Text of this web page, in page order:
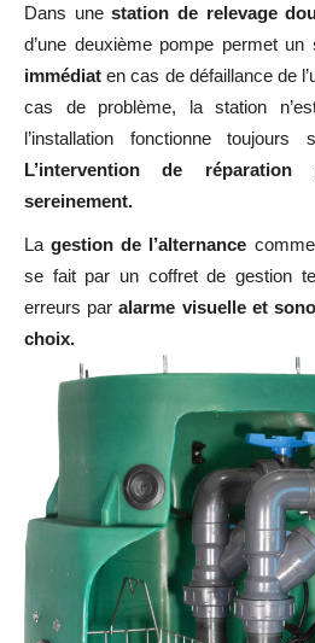
Dans unestation de relevage
d’une deuxième pompe permet un
immédiat en cas de défaillance de
cas de problème, la station
l’installation fonctionne
L’intervention de
sereinement.
Lagestion de l’alternance
se fait par un coffret de gestion
erreurs paralarme visuelle et
choix.